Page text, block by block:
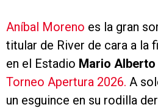
Aníbal Moreno es la gran
titular de River de cara a la
en el Estadio Mario Alberto
Torneo Apertura 2026. A
un esguince en su rodilla